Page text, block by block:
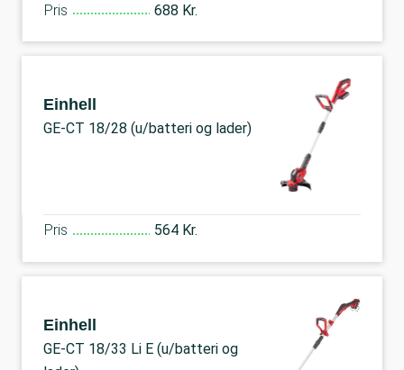
Pris 688 Kr.
Einhell
GE-CT 18/28 (u/batteri og lader)
Pris 564 Kr.
Einhell
GE-CT 18/33 Li E (u/batteri og